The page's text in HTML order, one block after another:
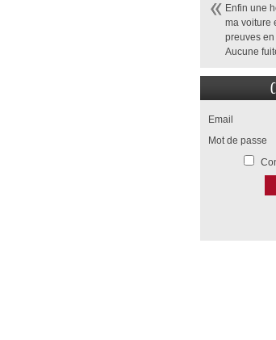
Enfin une
ma voiture
preuves
Aucune
Email
Mot de passe